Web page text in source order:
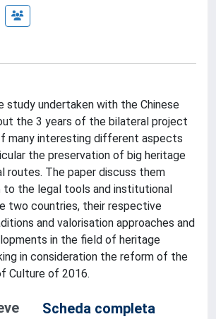
study undertaken with the Chinese
the 3 years of the bilateral project
many interesting different aspects
the preservation of big heritage
routes. The paper discuss them
to the legal tools and institutional
two countries, their respective
and valorisation approaches and
in the field of heritage
in consideration the reform of the
Culture of 2016.
Scheda completa